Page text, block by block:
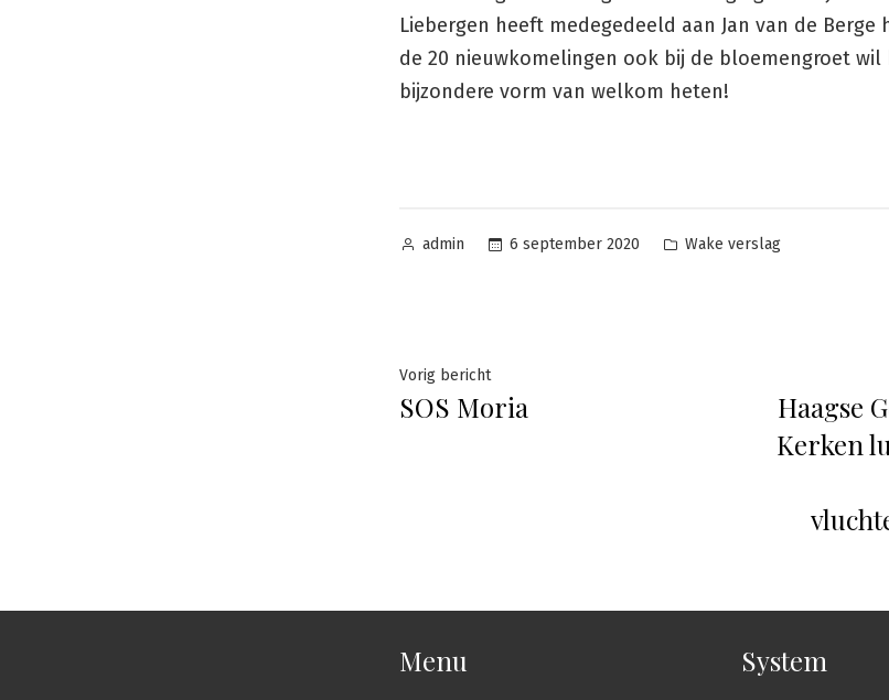
Liebergen heeft medegedeeld aan Jan van de Berge
de 20 nieuwkomelingen ook bij de bloemengroet wil
bijzondere vorm van welkom heten!
Geplaatst
admin 6 september 2020
Geplaatst
Wake verslag
Bericht
navigatie
Vorig berichtVorig
bericht:
SOS Moria
Haagse
Kerken
Menu System